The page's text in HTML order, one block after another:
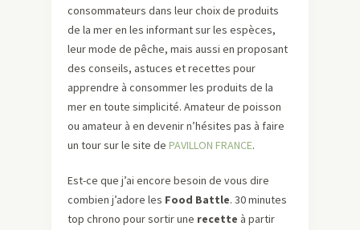
consommateurs dans leur choix de produits
de la mer en les informant sur les espèces,
leur mode de pêche, mais aussi en proposant
des conseils, astuces et recettes pour
apprendre à consommer les produits de la
mer en toute simplicité. Amateur de poisson
ou amateur à en devenir n’hésites pas à faire
un tour sur le site de PAVILLON FRANCE.
Est-ce que j’ai encore besoin de vous dire
combien j’adore les Food Battle. 30 minutes
top chrono pour sortir une recette à partir